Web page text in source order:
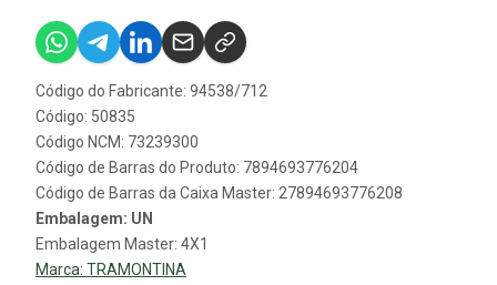
Código do Fabricante: 94538/712
Código: 50835
Código NCM: 73239300
Código de Barras do Produto: 7894693776204
Código de Barras da Caixa Master: 27894693776208
Embalagem: UN
Embalagem Master: 4X1
Marca: TRAMONTINA